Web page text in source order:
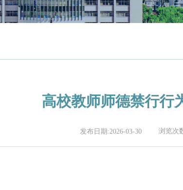
高校教师师德禁行行
发布日期:2026-03-30 浏览次